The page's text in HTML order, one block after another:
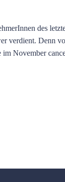
des
verdient. Denn
November